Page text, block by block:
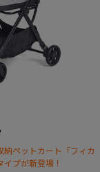
ペットカート「フィカ
プが新登場！